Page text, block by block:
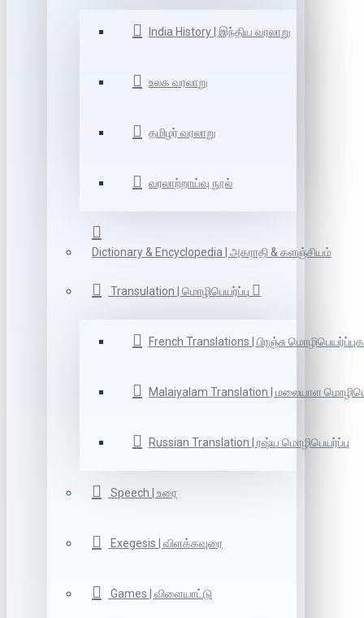
India History | இந்திய வரலாறு
உலக வரலாறு
தமிழர் வரலாறு
வரலாற்றாய்வு நூல்
Dictionary & Encyclopedia | அகராதி & களஞ்சியம்
Transulation | மொழிபெயர்ப்பு
French Translations | பிரஞ்சு
Malaiyalam Translation | மலையாள
Russian Translation | ரஷ்ய மொழிபெயர்ப்பு
Speech | உரை
Exegesis | விளக்கவுரை
Games | விளையாட்டு